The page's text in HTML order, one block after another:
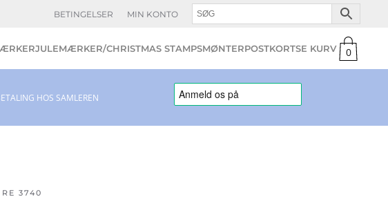
BETINGELSER MIN KONTO
JULEMÆRKER/CHRISTMAS STAMPSMØNTERPOSTKORT 0
HOS SAMLEREN
3740